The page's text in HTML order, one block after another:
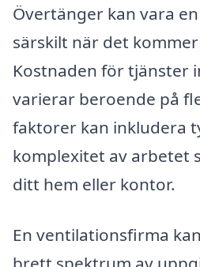
Övertänger kan vara
särskilt när det
Kostnaden för tjänster
varierar beroende på
faktorer kan inkludera
komplexitet av arbetet
ditt hem eller kontor.
En ventilationsfirma